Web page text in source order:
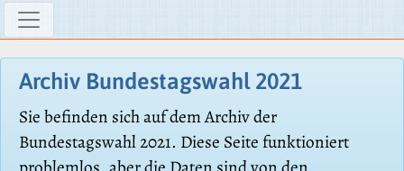
Archiv Bundestagswahl 2021
Sie befinden sich auf dem Archiv der
Bundestagswahl 2021. Diese Seite funktioniert